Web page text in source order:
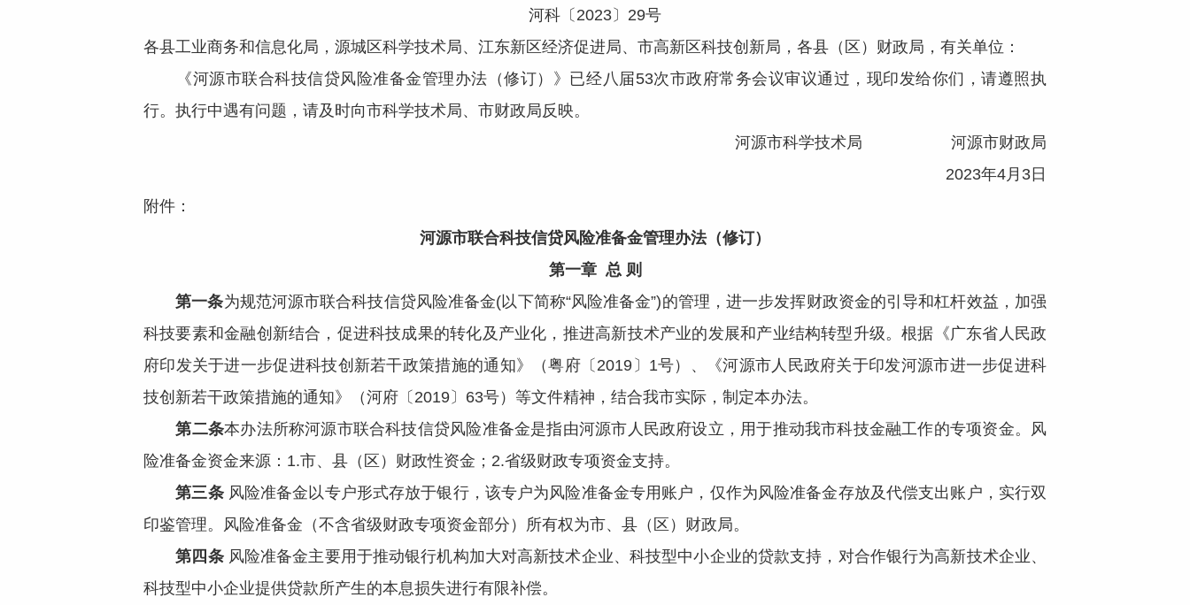
河科〔2023〕29号
各县工业商务和信息化局，源城区科学技术局、江东新区经济促进局、市高新区科技创新局，各县（区）财政局，有关单位：
《河源市联合科技信贷风险准备金管理办法（修订）》已经八届53次市政府常务会议审议通过，现印发给你们，请遵照执
行。执行中遇有问题，请及时向市科学技术局、市财政局反映。
河源市科学技术局 河源市财政局
2023年4月3日
附件：
河源市联合科技信贷风险准备金管理办法（修订）
第一章 总 则
第一条为规范河源市联合科技信贷风险准备金(以下简称“风险准备金”)的管理，进一步发挥财政资金的引导和杠杆效益，加强
科技要素和金融创新结合，促进科技成果的转化及产业化，推进高新技术产业的发展和产业结构转型升级。根据《广东省人民政
府印发关于进一步促进科技创新若干政策措施的通知》（粤府〔2019〕1号）、《河源市人民政府关于印发河源市进一步促进科
技创新若干政策措施的通知》（河府〔2019〕63号）等文件精神，结合我市实际，制定本办法。
第二条本办法所称河源市联合科技信贷风险准备金是指由河源市人民政府设立，用于推动我市科技金融工作的专项资金。风
险准备金资金来源：1.市、县（区）财政性资金；2.省级财政专项资金支持。
第三条 风险准备金以专户形式存放于银行，该专户为风险准备金专用账户，仅作为风险准备金存放及代偿支出账户，实行双
印鉴管理。风险准备金（不含省级财政专项资金部分）所有权为市、县（区）财政局。
第四条 风险准备金主要用于推动银行机构加大对高新技术企业、科技型中小企业的贷款支持，对合作银行为高新技术企业、
科技型中小企业提供贷款所产生的本息损失进行有限补偿。